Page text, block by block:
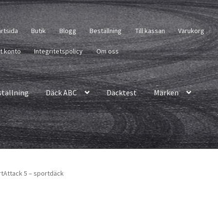
Butik Blogg Beställning Till kassan Varukorg
konto Integritetspolicy Om oss
Däck ABC Däcktest Märken
5 – sportdäck